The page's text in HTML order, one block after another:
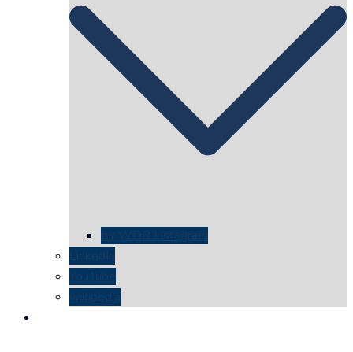
für WDR Instagram
LinkedIn
YouTube
wikipedia